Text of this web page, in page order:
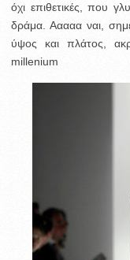
όχι επιθετικές, που
δράμα. Ααααα ναι,
ύψος και πλάτος,
millenium